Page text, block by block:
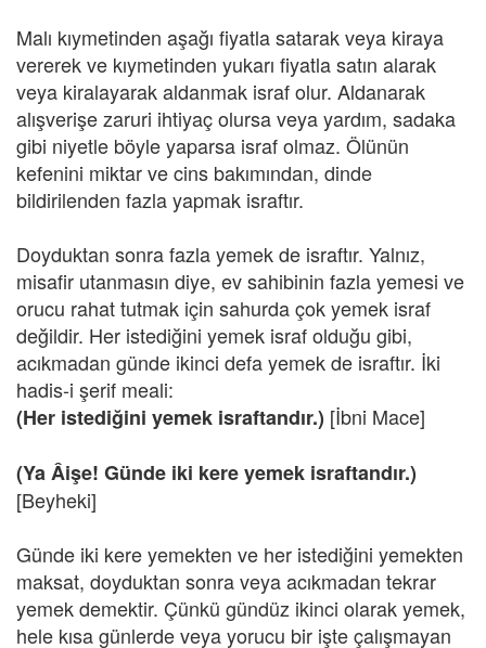
Malı kıymetinden aşağı fiyatla satarak veya kiraya
vererek ve kıymetinden yukarı fiyatla satın alarak
veya kiralayarak aldanmak israf olur. Aldanarak
alışverişe zaruri ihtiyaç olursa veya yardım, sadaka
gibi niyetle böyle yaparsa israf olmaz. Ölünün
kefenini miktar ve cins bakımından, dinde
bildirilenden fazla yapmak israftır.
Doyduktan sonra fazla yemek de israftır. Yalnız,
misafir utanmasın diye, ev sahibinin fazla yemesi ve
orucu rahat tutmak için sahurda çok yemek israf
değildir. Her istediğini yemek israf olduğu gibi,
acıkmadan günde ikinci defa yemek de israftır. İki
hadis-i şerif meali:
(Her istediğini yemek israftandır.) [İbni Mace]
(Ya Âişe! Günde iki kere yemek israftandır.)
[Beyheki]
Günde iki kere yemekten ve her istediğini yemekten
maksat, doyduktan sonra veya acıkmadan tekrar
yemek demektir. Çünkü gündüz ikinci olarak yemek,
hele kısa günlerde veya yorucu bir işte çalışmayan